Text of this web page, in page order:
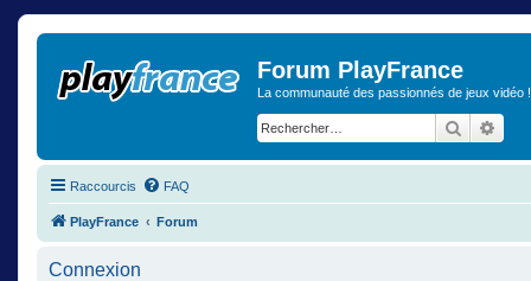
Forum PlayFrance
La communauté des passionnés de jeux vidéo !
Raccourcis FAQ
PlayFrance Forum
Connexion